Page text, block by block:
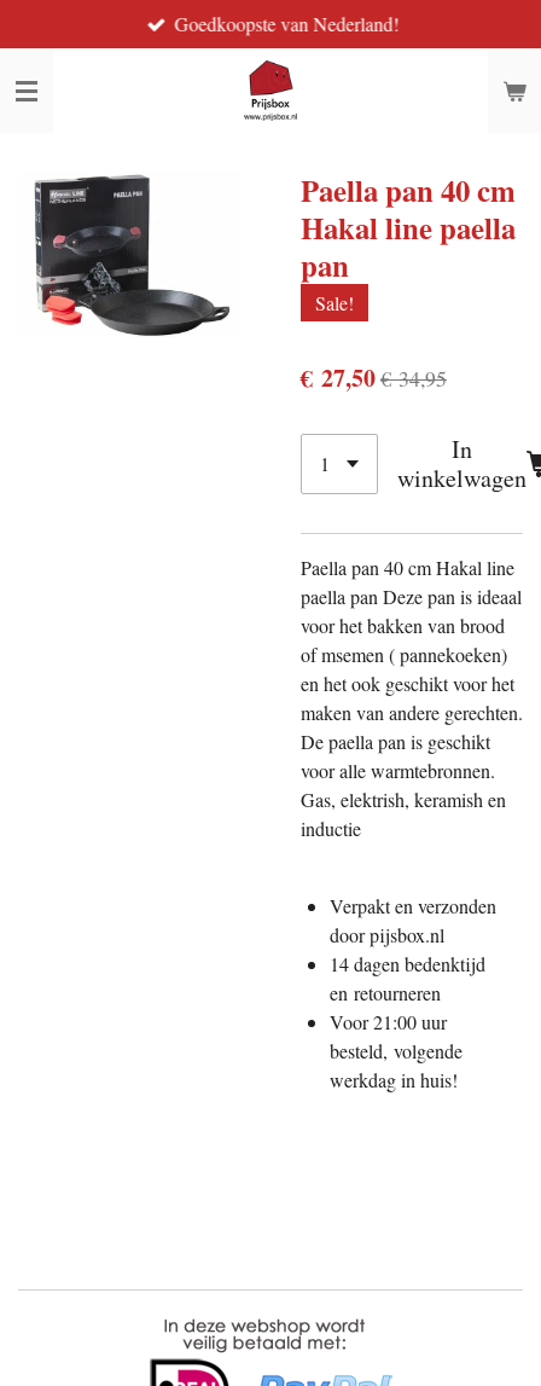
direct
naar
Goedkoopste van Nederland!
Paella pan 40 cm
Hakal line paella
pan
Sale!
€ 27,50€ 34,95
In
winkelwagen
Paella pan 40 cm Hakal line
paella pan Deze pan is ideaal
voor het bakken van brood
of msemen ( pannekoeken)
en het ook geschikt voor het
maken van andere gerechten.
De paella pan is geschikt
voor alle warmtebronnen.
Gas, elektrish, keramish en
inductie
Verpakt en verzonden
door pijsbox.nl
14 dagen bedenktijd
en retourneren
Voor 21:00 uur
besteld, volgende
werkdag in huis!